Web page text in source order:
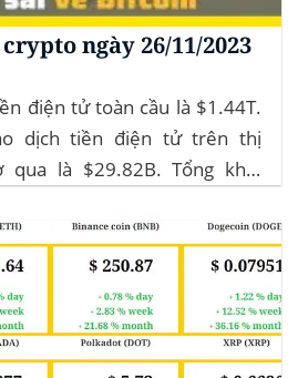
ngày 26/11/2023
điện tử toàn cầu là $1.44T.
dịch tiền điện tử trên thị
là $29.82B. Tổng khối
lượng giao dịch tiền điện tử
giao dịch của...